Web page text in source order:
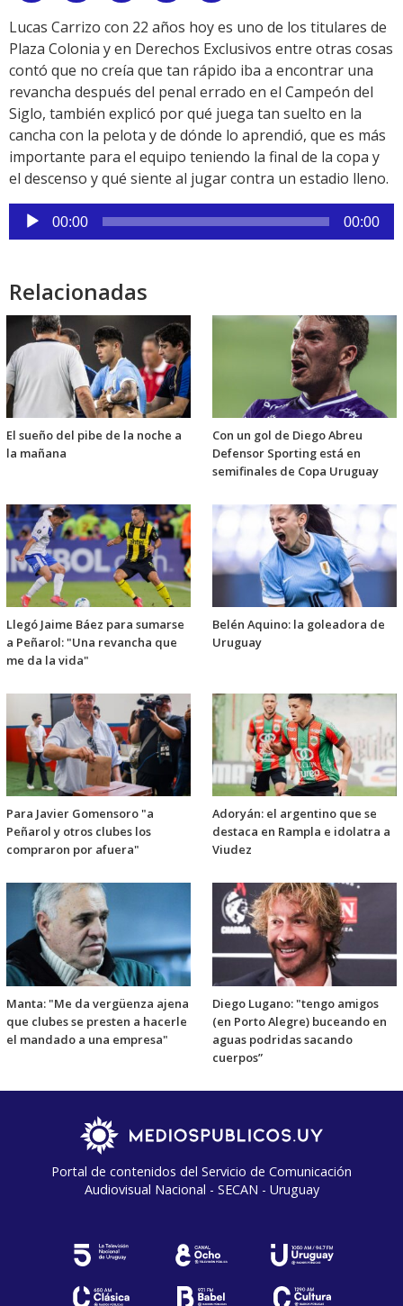
Link
Lucas Carrizo con 22 años hoy es uno de los titulares de
Plaza Colonia y en Derechos Exclusivos entre otras cosas
contó que no creía que tan rápido iba a encontrar una
revancha después del penal errado en el Campeón del
Siglo, también explicó por qué juega tan suelto en la
cancha con la pelota y de dónde lo aprendió, que es más
importante para el equipo teniendo la final de la copa y
el descenso y qué siente al jugar contra un estadio lleno.
Reproductor
de
00:00 00:00
Relacionadas
El sueño del pibe de la noche a
la mañana
Con un gol de Diego Abreu
Defensor Sporting está en
semifinales de Copa Uruguay
Llegó Jaime Báez para sumarse
a Peñarol: "Una revancha que
me da la vida"
Belén Aquino: la goleadora de
Uruguay
Para Javier Gomensoro "a
Peñarol y otros clubes los
compraron por afuera"
Adoryán: el argentino que se
destaca en Rampla e idolatra a
Viudez
Manta: "Me da vergüenza ajena
que clubes se presten a hacerle
el mandado a una empresa"
Diego Lugano: "tengo amigos
(en Porto Alegre) buceando en
aguas podridas sacando
cuerpos”
Portal de contenidos del Servicio de Comunicación
Audiovisual Nacional - SECAN - Uruguay